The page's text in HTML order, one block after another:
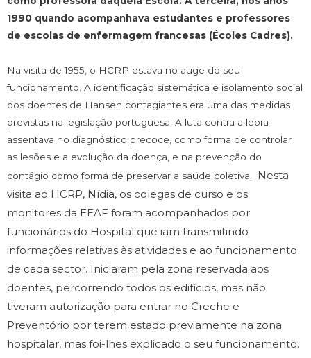
1990 quando acompanhava estudantes e professores
de escolas de enfermagem francesas (Écoles Cadres).
Na visita de 1955, o HCRP estava no auge do seu
funcionamento. A identificação sistemática e isolamento social
dos doentes de Hansen contagiantes era uma das medidas
previstas na legislação portuguesa. A luta contra a lepra
assentava no diagnóstico precoce, como forma de controlar
as lesões e a evolução da doença, e na prevenção do
contágio como forma de preservar a saúde coletiva. Nesta
visita ao HCRP, Nídia, os colegas de curso e os
monitores da EEAF foram acompanhados por
funcionários do Hospital que iam transmitindo
informações relativas às atividades e ao funcionamento
de cada sector. Iniciaram pela zona reservada aos
doentes, percorrendo todos os edifícios, mas não
tiveram autorização para entrar no Creche e
Preventório por terem estado previamente na zona
hospitalar, mas foi-lhes explicado o seu funcionamento.